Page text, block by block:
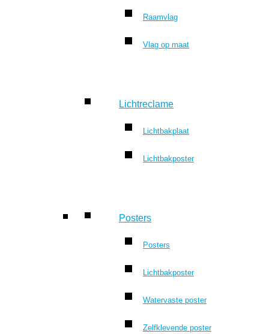
Raamvlag
Vlag op maat
Lichtreclame
Lichtbakplaat
Lichtbakposter
Posters
Posters
Lichtbakposter
Watervaste poster
Zelfklevende poster